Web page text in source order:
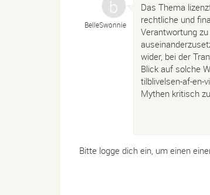
BelleSwonnie
Das Thema
rechtliche und
Verantwortung
wider, bei der
Blick auf solche
tilblivelsen-af-en-
Mythen kritisch
Bitte logge dich ein, um einen